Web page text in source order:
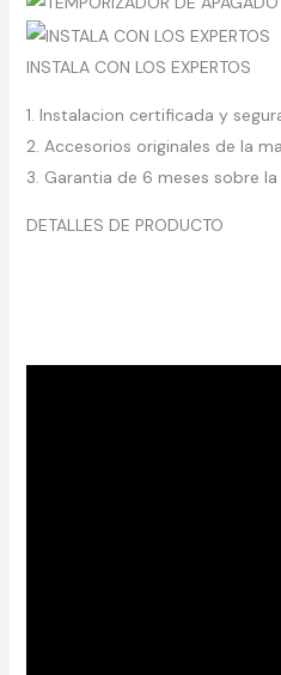
INSTALA CON LOS EXPERTOS
1. Instalacion certificada y
2. Accesorios originales de la
3. Garantia de 6 meses sobre
DETALLES DE PRODUCTO